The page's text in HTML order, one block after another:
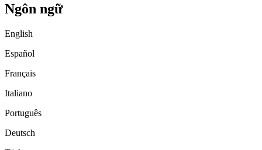
Ngôn ngữ
English
Español
Français
Italiano
Português
Deutsch